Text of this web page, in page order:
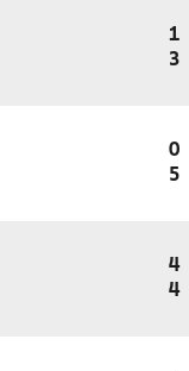
1
3
0
5
4
4